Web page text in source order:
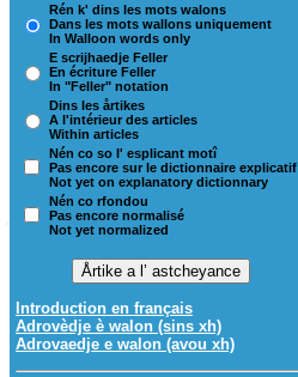
Rén k' dins les mots walons
Dans les mots wallons uniquement
In Walloon words only
E scrijhaedje Feller
En écriture Feller
In "Feller" notation
Dins les årtikes
A l'intérieur des articles
Within articles
Nén co so l' esplicant motî
Pas encore sur le dictionnaire explicatif
Not yet on explanatory dictionnary
Nén co rfondou
Pas encore normalisé
Not yet normalized
Introduction en français
Adrovèdje è walon (sins xh)
Adrovaedje e walon (avou xh)